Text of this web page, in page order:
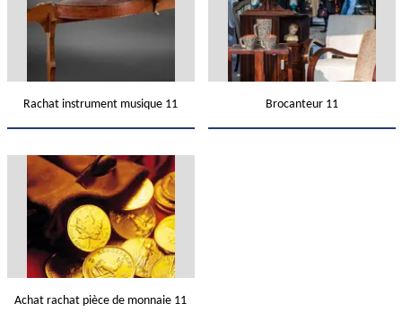
Rachat instrument musique 11 Brocanteur 11
Achat rachat pièce de monnaie 11